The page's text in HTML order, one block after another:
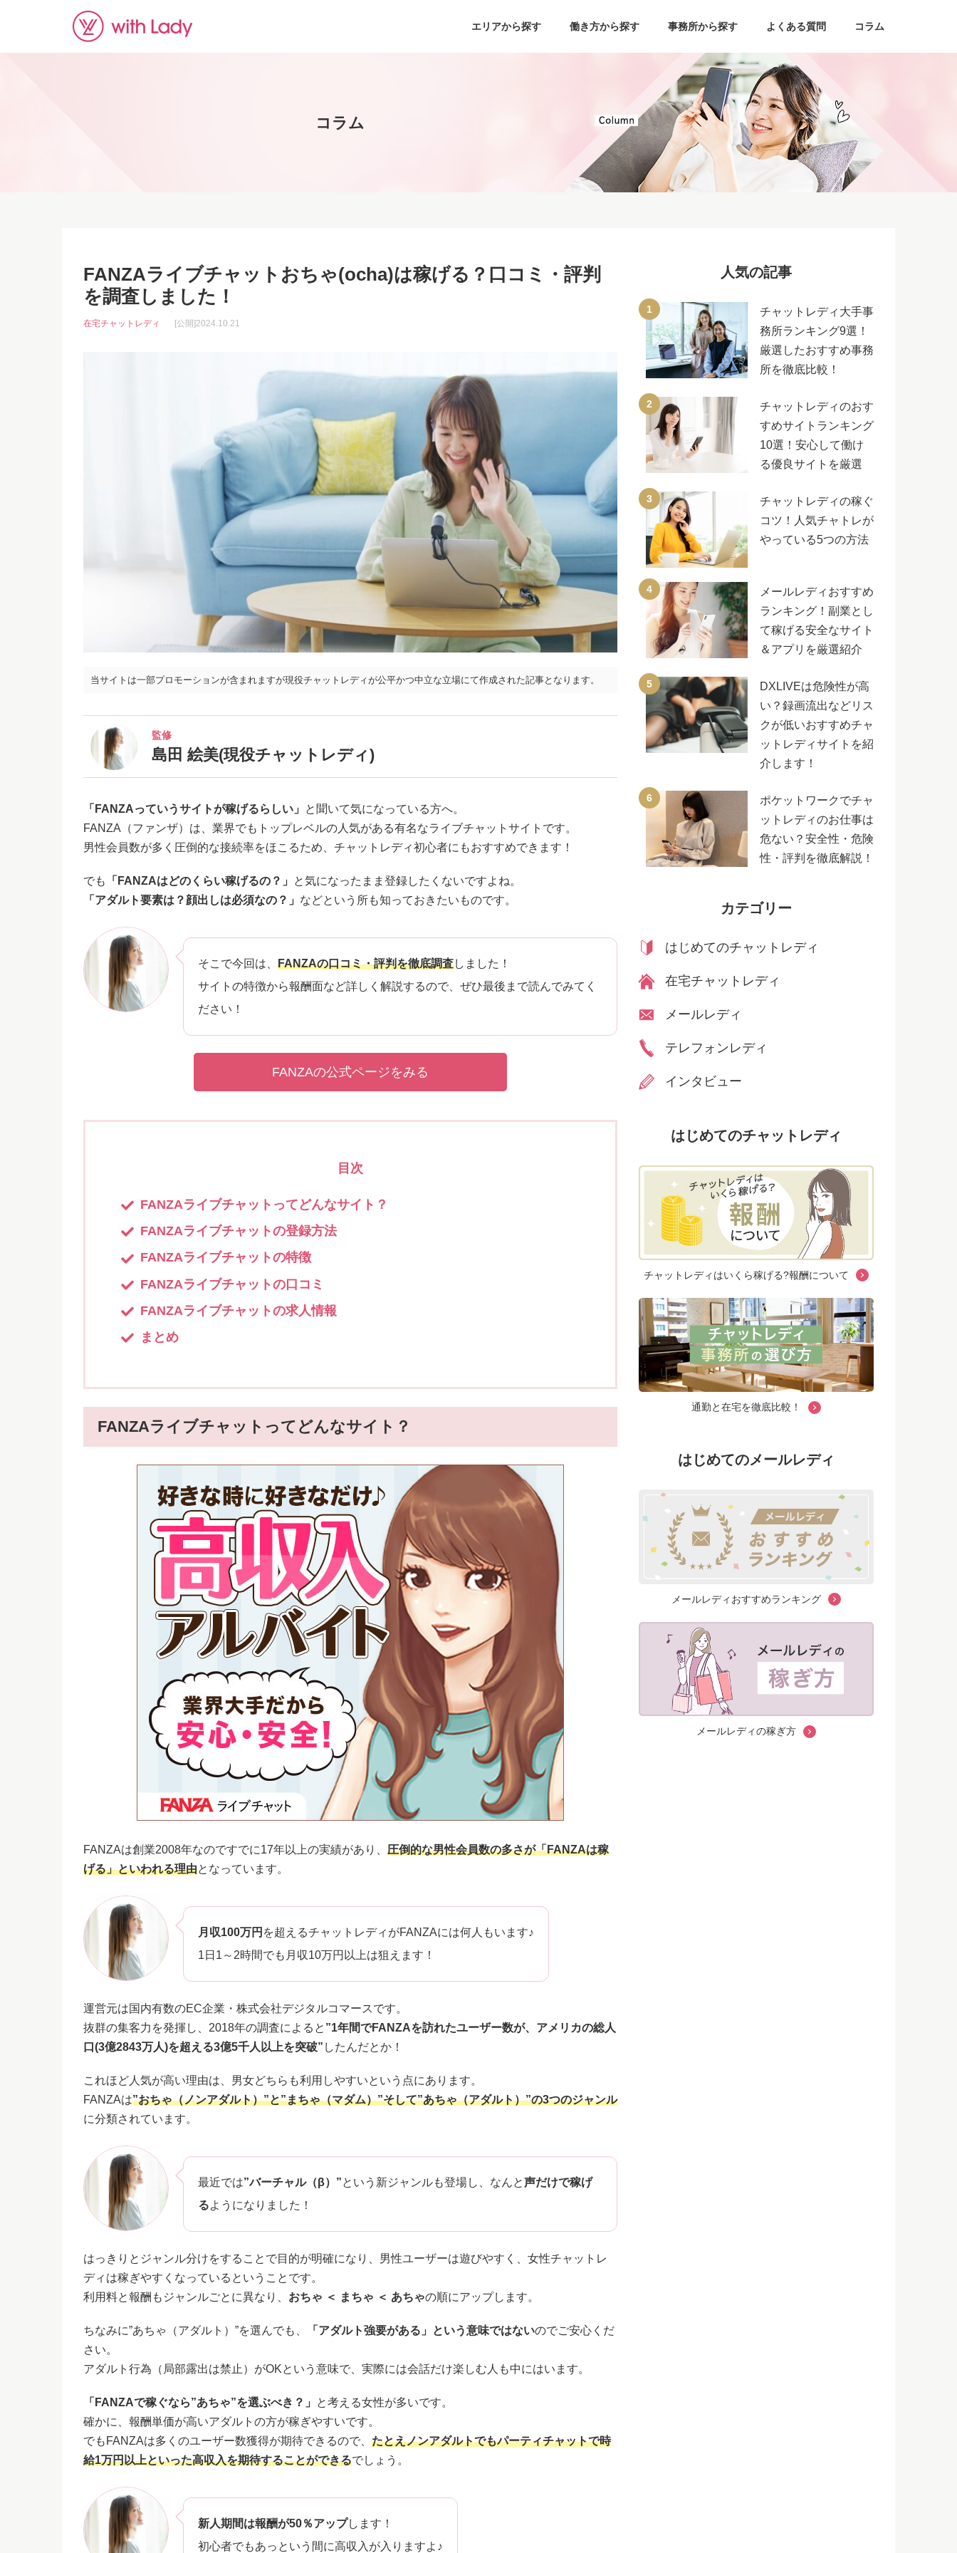
エリアから探す 働き方から探す 事務所から探す よくある質問 コラム
コラム
FANZAライブチャットおちゃ(ocha)は稼げる？口コミ・評判
を調査しました！
在宅チャットレディ [公開]2024.10.21
当サイトは一部プロモーションが含まれますが現役チャットレディが公平かつ中立な立場にて作成された記事となります。
監修
島田 絵美(現役チャットレディ)
「FANZAっていうサイトが稼げるらしい」
と聞いて気になっている方へ。
FANZA（ファンザ）は、業界でもトップレベルの人気がある有名なライブチャットサイトです。
男性会員数が多く圧倒的な接続率をほこるため、チャットレディ初心者にもおすすめできます！
でも 「FANZAはどのくらい稼げるの？」
と気になったまま登録したくないですよね。
「アダルト要素は？顔出しは必須なの？」 などという所も知っておきたいものです。
そこで今回は、 FANZAの口コミ・評判を徹底調査しました！
サイトの特徴から報酬面など詳しく解説するので、ぜひ最後まで読んでみてく
ださい！
FANZAの公式ページをみる
目次
FANZAライブチャットってどんなサイト？
FANZAライブチャットの登録方法
FANZAライブチャットの特徴
FANZAライブチャットの口コミ
FANZAライブチャットの求人情報
まとめ
FANZAライブチャットってどんなサイト？
FANZAは創業2008年なのですでに17年以上の実績があり、 圧倒的な男性会員数の多さが「FANZAは稼
げる」といわれる理由となっています。
月収100万円 を超えるチャットレディがFANZAには何人もいます♪
1日1～2時間でも月収10万円以上は狙えます！
運営元は国内有数のEC企業・株式会社デジタルコマースです。
抜群の集客力を発揮し、2018年の調査によると ”1年間でFANZAを訪れたユーザー数が、アメリカの総人
口(3億2843万人)を超える3億5千人以上を突破” したんだとか！
これほど人気が高い理由は、男女どちらも利用しやすいという点にあります。
FANZAは”おちゃ（ノンアダルト）”と”まちゃ（マダム）”そして”あちゃ（アダルト）”の3つのジャンル
に分類されています。
最近では”バーチャル（β）”という新ジャンルも登場し、なんと声だけで稼げ
るようになりました！
はっきりとジャンル分けをすることで目的が明確になり、男性ユーザーは遊びやすく、女性チャットレ
ディは稼ぎやすくなっているということです。
利用料と報酬もジャンルごとに異なり、 おちゃ ＜ まちゃ ＜ あちゃの順にアップします。
ちなみに”あちゃ（アダルト）”を選んでも、 「アダルト強要がある」という意味ではないのでご安心くだ
さい。
アダルト行為（局部露出は禁止）がOKという意味で、実際には会話だけ楽しむ人も中にはいます。
「FANZAで稼ぐなら”あちゃ”を選ぶべき？」
と考える女性が多いです。
確かに、報酬単価が高いアダルトの方が稼ぎやすいです。
でもFANZAは多くのユーザー数獲得が期待できるので、 たとえノンアダルトでもパーティチャットで時
給1万円以上といった高収入を期待することができるでしょう。
新人期間は報酬が50％アップします！
初心者でもあっという間に高収入が入りますよ♪
人気の記事
チャットレディ大手事
務所ランキング9選！
厳選したおすすめ事務
所を徹底比較！
チャットレディのおす
すめサイトランキング
10選！安心して働け
る優良サイトを厳選
チャットレディの稼ぐ
コツ！人気チャトレが
やっている5つの方法
メールレディおすすめ
ランキング！副業とし
て稼げる安全なサイト
＆アプリを厳選紹介
DXLIVEは危険性が高
い？録画流出などリス
クが低いおすすめチャ
ットレディサイトを紹
介します！
ポケットワークでチャ
ットレディのお仕事は
危ない？安全性・危険
性・評判を徹底解説！
カテゴリー
はじめてのチャットレディ
在宅チャットレディ
メールレディ
テレフォンレディ
インタビュー
はじめてのチャットレディ
チャットレディはいくら稼げる?報酬について
通勤と在宅を徹底比較！
はじめてのメールレディ
メールレディおすすめランキング
メールレディの稼ぎ方